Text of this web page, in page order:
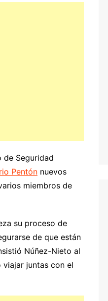
Seguridad
Pentón nuevos
miembros de
su proceso de
de que están
Núñez-Nieto al
viajar juntas con el